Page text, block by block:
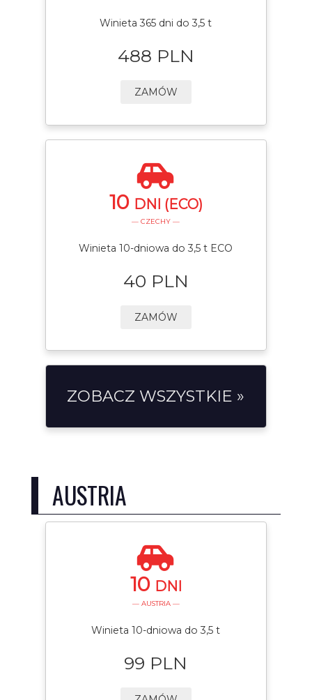
Winieta 365 dni do 3,5 t
488 PLN
ZAMÓW
10 DNI (ECO)
— CZECHY —
Winieta 10-dniowa do 3,5 t ECO
40 PLN
ZAMÓW
ZOBACZ WSZYSTKIE »
AUSTRIA
10 DNI
— AUSTRIA —
Winieta 10-dniowa do 3,5 t
99 PLN